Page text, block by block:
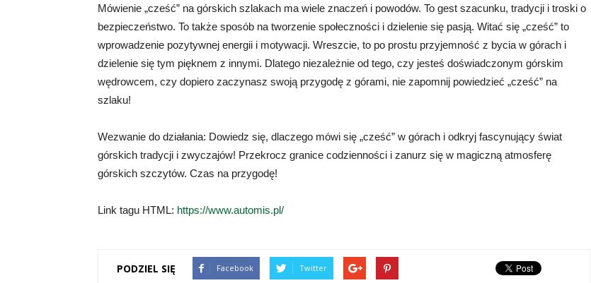
Mówienie „cześć” na górskich szlakach ma wiele znaczeń i powodów. To gest szacunku, tradycji i troski o
bezpieczeństwo. To także sposób na tworzenie społeczności i dzielenie się pasją. Witać się „cześć” to
wprowadzenie pozytywnej energii i motywacji. Wreszcie, to po prostu przyjemność z bycia w górach i
dzielenie się tym pięknem z innymi. Dlatego niezależnie od tego, czy jesteś doświadczonym górskim
wędrowcem, czy dopiero zaczynasz swoją przygodę z górami, nie zapomnij powiedzieć „cześć” na
szlaku!
Wezwanie do działania: Dowiedz się, dlaczego mówi się „cześć” w górach i odkryj fascynujący świat
górskich tradycji i zwyczajów! Przekrocz granice codzienności i zanurz się w magiczną atmosferę
górskich szczytów. Czas na przygodę!
Link tagu HTML: https://www.automis.pl/
PODZIEL SIĘ Facebook Twitter